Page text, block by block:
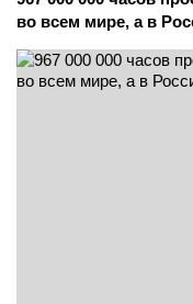
во всем мире, а в